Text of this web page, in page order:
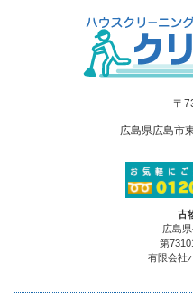
〒
広島県広島市
古
広島
第
有限会社